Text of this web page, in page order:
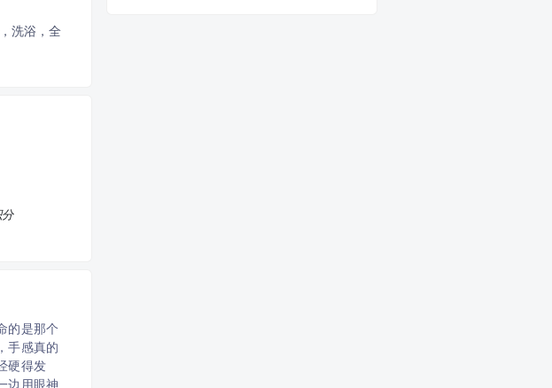
洗浴，全
的是那个
手感真的
硬得发
边用眼神